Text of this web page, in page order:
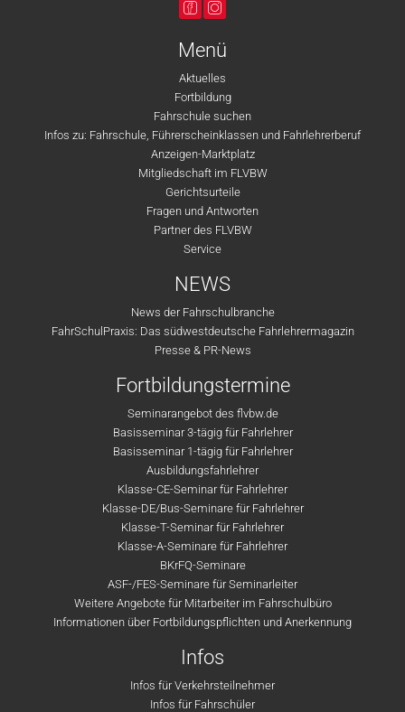
Menü
Aktuelles
Fortbildung
Fahrschule suchen
Infos zu: Fahrschule, Führerscheinklassen und Fahrlehrerberuf
Anzeigen-Marktplatz
Mitgliedschaft im FLVBW
Gerichtsurteile
Fragen und Antworten
Partner des FLVBW
Service
NEWS
News der Fahrschulbranche
FahrSchulPraxis: Das südwestdeutsche Fahrlehrermagazin
Presse & PR-News
Fortbildungstermine
Seminarangebot des flvbw.de
Basisseminar 3-tägig für Fahrlehrer
Basisseminar 1-tägig für Fahrlehrer
Ausbildungsfahrlehrer
Klasse-CE-Seminar für Fahrlehrer
Klasse-DE/Bus-Seminare für Fahrlehrer
Klasse-T-Seminar für Fahrlehrer
Klasse-A-Seminare für Fahrlehrer
BKrFQ-Seminare
ASF-/FES-Seminare für Seminarleiter
Weitere Angebote für Mitarbeiter im Fahrschulbüro
Informationen über Fortbildungspflichten und Anerkennung
Infos
Infos für Verkehrsteilnehmer
Infos für Fahrschüler